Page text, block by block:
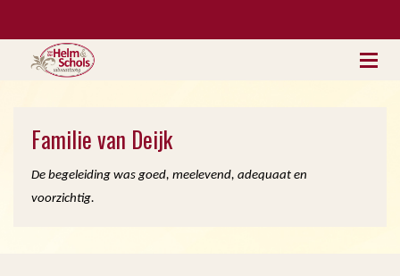
Familie van Deijk
De begeleiding was goed, meelevend, adequaat en
voorzichtig.